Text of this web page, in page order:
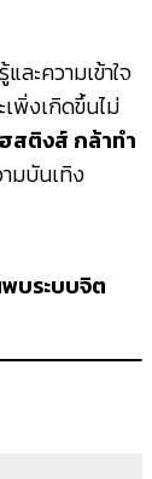
ละความเข้าใจ
พิ่งเกิดขึ้นไม่
สติงส์ กล้าทำ
มบันเทิง
บระบบจิต